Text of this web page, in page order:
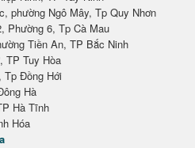
phường Ngô Mây, Tp Quy Nhơn
Phường 6, Tp Cà Mau
Tiền An, TP Bắc Ninh
TP Tuy Hòa
Tp Đồng Hới
Hà
Hà Tĩnh
Hóa